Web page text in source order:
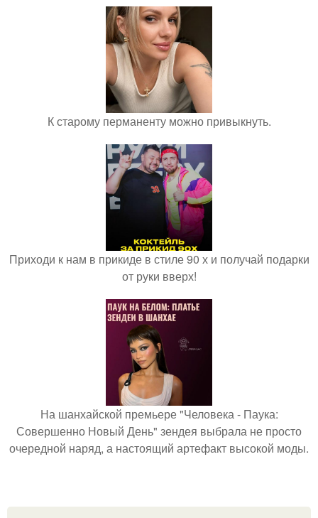
К старому перманенту можно привыкнуть.
Приходи к нам в прикиде в стиле 90 х и получай подарки
от руки вверх!
На шанхайской премьере "Человека - Паука:
Совершенно Новый День" зендея выбрала не просто
очередной наряд, а настоящий артефакт высокой моды.